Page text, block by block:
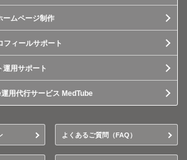
ームページ制作
フィールサポート
運用サポート
用代行サービス MedTube
よくあるご質問（FAQ）